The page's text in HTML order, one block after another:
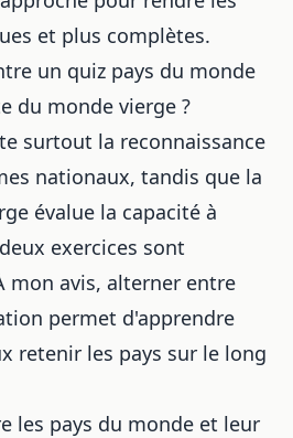
et plus complètes.
un quiz pays du monde
du monde vierge ?
surtout la reconnaissance
nationaux, tandis que la
évalue la capacité à
exercices sont
mon avis, alterner entre
permet d'apprendre
retenir les pays sur le long
les pays du monde et leur